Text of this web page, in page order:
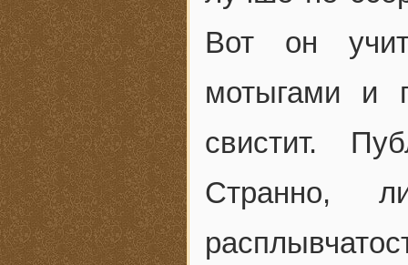
Вот он
мотыгами и
свистит.
Странно,